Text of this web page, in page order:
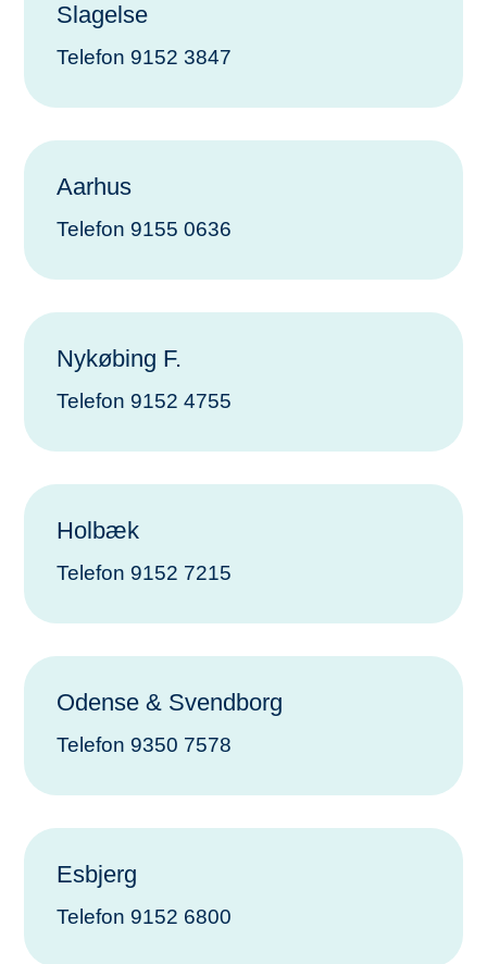
Slagelse
Telefon 9152 3847
Aarhus
Telefon 9155 0636
Nykøbing F.
Telefon 91524755
Holbæk
Telefon 9152 7215
Odense & Svendborg
Telefon 9350 7578
Esbjerg
Telefon 9152 6800